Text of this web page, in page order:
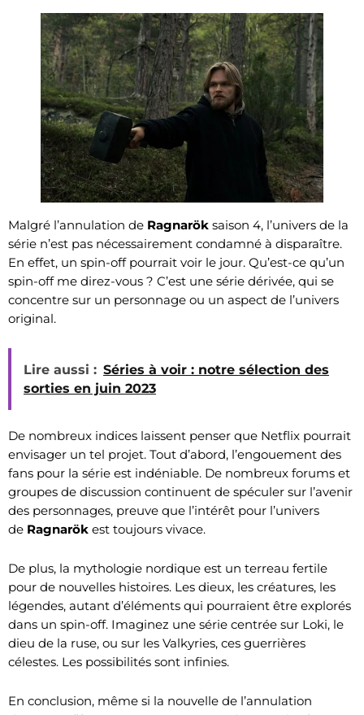
Malgré l’annulation de Ragnarök saison 4, l’univers de la
série n’est pas nécessairement condamné à disparaître.
En effet, un spin-off pourrait voir le jour. Qu’est-ce qu’un
spin-off me direz-vous ? C’est une série dérivée, qui se
concentre sur un personnage ou un aspect de l’univers
original.
Lire aussi : Séries à voir : notre sélection des
sorties en juin 2023
De nombreux indices laissent penser que Netflix pourrait
envisager un tel projet. Tout d’abord, l’engouement des
fans pour la série est indéniable. De nombreux forums et
groupes de discussion continuent de spéculer sur l’avenir
des personnages, preuve que l’intérêt pour l’univers
de Ragnarök est toujours vivace.
De plus, la mythologie nordique est un terreau fertile
pour de nouvelles histoires. Les dieux, les créatures, les
légendes, autant d’éléments qui pourraient être explorés
dans un spin-off. Imaginez une série centrée sur Loki, le
dieu de la ruse, ou sur les Valkyries, ces guerrières
célestes. Les possibilités sont infinies.
En conclusion, même si la nouvelle de l’annulation